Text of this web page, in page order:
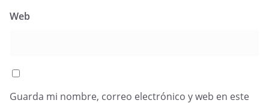
Web
Guarda mi nombre, correo electrónico y web en este